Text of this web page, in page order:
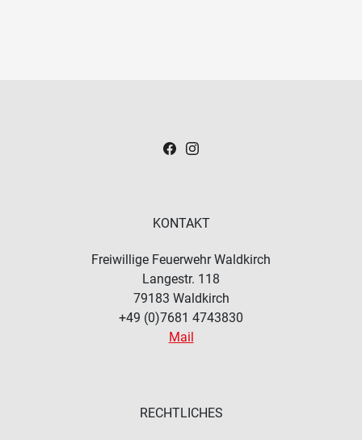
KONTAKT
Freiwillige Feuerwehr Waldkirch
Langestr. 118
79183 Waldkirch
+49 (0)7681 4743830
Mail
RECHTLICHES